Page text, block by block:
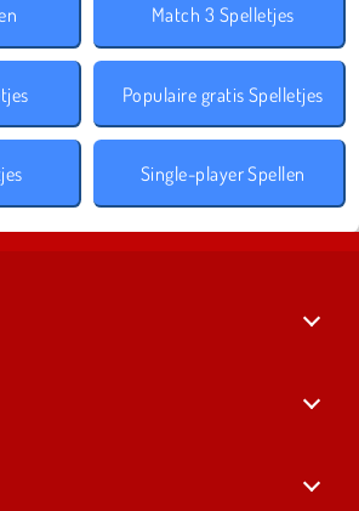
Match 3 Spelletjes
Populaire gratis Spelletjes
Single-player Spellen